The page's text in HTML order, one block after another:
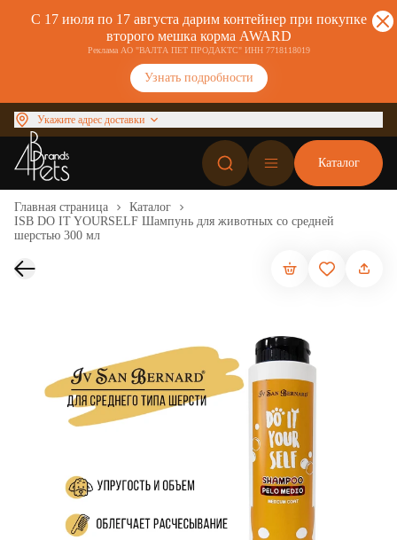
С 17 июля по 17 августа дарим контейнер при покупке
второго мешка корма AWARD
Реклама АО "ВАЛТА ПЕТ ПРОДАКТС" ИНН 7718118019
Узнать подробности
Укажите адрес доставки
Каталог
Главная страница
Каталог
ISB DO IT YOURSELF Шампунь для животных со средней
шерстью 300 мл